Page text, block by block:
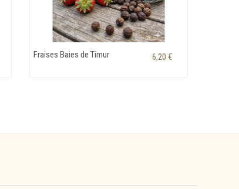
Fraises Baies de Timur 6,20 €